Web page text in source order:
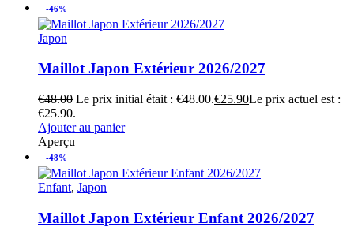
-46%
Japon
Maillot Japon Extérieur 2026/2027
€48.00 Le prix initial était : €48.00.€25.90Le prix actuel est :
€25.90.
Ajouter au panier
Aperçu
-48%
Enfant, Japon
Maillot Japon Extérieur Enfant 2026/2027